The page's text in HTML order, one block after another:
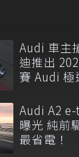
Audi 車主
迪推出
賽 Audi 極
Audi A2
曝光 純前
最省電！